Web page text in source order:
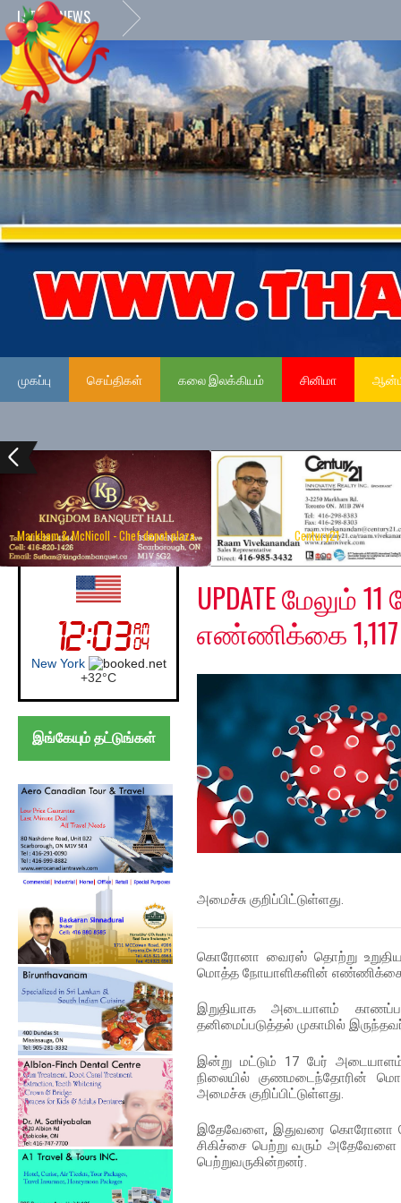
LATEST NEWS
முகப்பு செய்திகள் கலை இலக்கியம் சினிமா
Markham & McNicoll - Chef depot plaza Century21
UK (London)
London
+21°C
இங்கேயும் தட்டுங்கள்
Sunday, May 24, 2020
UPDATE
எண்ணிக்கை 1,117
அமைச்சு குறிப்பிட்டுள்ளது.
கொரோனா வைரஸ் தொற்று
மொத்த நோயாளிகளின் எண்ணிக்கை
இறுதியாக அடையாளம்
தனிமைப்படுத்தல் முகாமில்
இன்று மட்டும் 17 பேர்
நிலையில் குணமடைந்தோரின்
அமைச்சு குறிப்பிட்டுள்ளது.
இதேவேளை, இதுவரை கொரோனா
சிகிச்சை பெற்று வரும் அதேவேளை
பெற்றுவருகின்றனர்.